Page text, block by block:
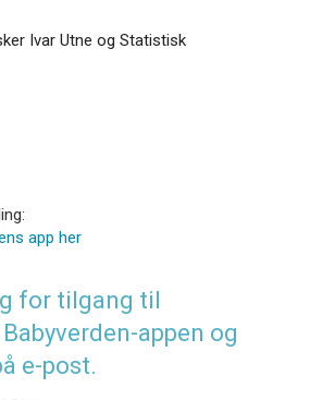
Ivar Utne og Statistisk
app her
for tilgang til
appen og
e-post.